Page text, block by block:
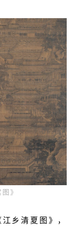
》
乡清夏图》，